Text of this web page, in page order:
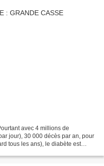
avec 4 millions de
jour), 30 000 décès par an, pour
tous les ans), le diabète est